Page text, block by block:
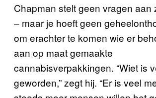
Chapman stelt geen vragen aan
– maar je hoeft geen
om erachter te komen wie er
aan op maat gemaakte
cannabisverpakkingen. “Wiet is
geworden,” zegt hij. “Er is veel